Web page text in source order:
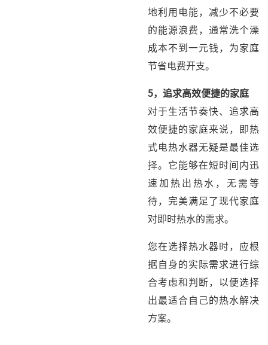
地利用电能，减少不必要
的能源浪费，通常洗个澡
成本不到一元钱，为家庭
节省电费开支。
5，追求高效便捷的家庭
对于生活节奏快、追求高
效便捷的家庭来说，即热
式电热水器无疑是最佳选
择。它能够在短时间内迅
速加热出热水，无需等
待，完美满足了现代家庭
对即时热水的需求。
您在选择热水器时，应根
据自身的实际需求进行综
合考虑和判断，以便选择
出最适合自己的热水解决
方案。